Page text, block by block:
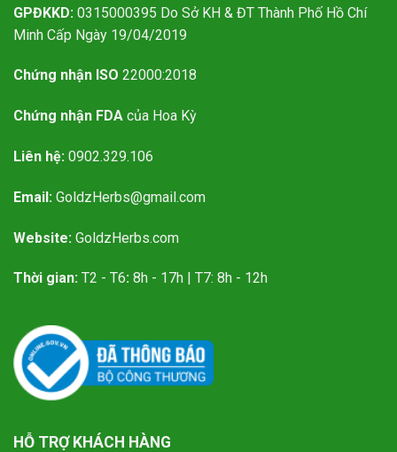
GPĐKKD: 0315000395 Do Sở KH & ĐT Thành Phố Hồ Chí
Minh Cấp Ngày 19/04/2019
Chứng nhận ISO 22000:2018
Chứng nhận FDA của Hoa Kỳ
Liên hệ: 0902.329.106
Email: GoldzHerbs@gmail.com
Website: GoldzHerbs.com
Thời gian: T2 - T6: 8h - 17h | T7: 8h - 12h
HỖ TRỢ KHÁCH HÀNG